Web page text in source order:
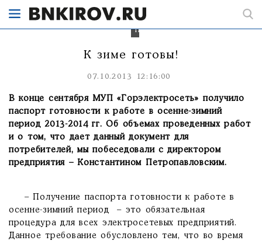
Константин
Петропавловский
К зиме готовы!
07.10.2013 12:16:00
В конце сентября МУП «Горэлектросеть» получило
паспорт готовности к работе в осенне-зимний
период 2013-2014 гг. Об объемах проведенных работ
и о том, что дает данный документ для
потребителей, мы побеседовали с директором
предприятия – Константином Петропавловским.
– Получение паспорта готовности к работе в
осенне-зимний период – это обязательная
процедура для всех электросетевых предприятий.
Данное требование обусловлено тем, что во время